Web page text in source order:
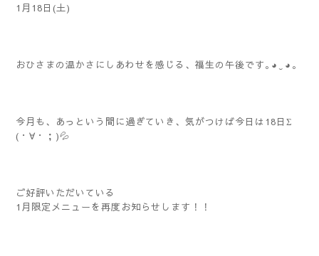
1月18日(土)
おひさまの温かさにしあわせを感じる、福生の午後です｡⁠◕⁠‿⁠◕⁠｡
今月も、あっという間に過ぎていき、気がつけば今日は18日Σ
(・∀・；)💦
ご好評いただいている
1月限定メニューを再度お知らせします！！